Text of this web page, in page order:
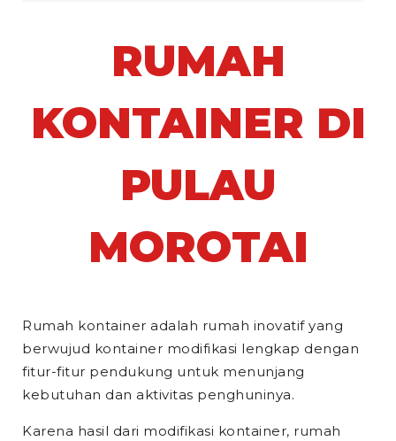
RUMAH
KONTAINER DI
PULAU
MOROTAI
Rumah kontainer adalah rumah inovatif yang
berwujud kontainer modifikasi lengkap dengan
fitur-fitur pendukung untuk menunjang
kebutuhan dan aktivitas penghuninya.
Karena hasil dari modifikasi kontainer, rumah